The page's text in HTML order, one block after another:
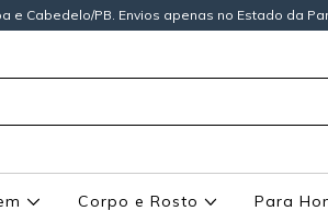
e Cabedelo/PB. Envios apenas no Estado da
Corpo e Rosto Para